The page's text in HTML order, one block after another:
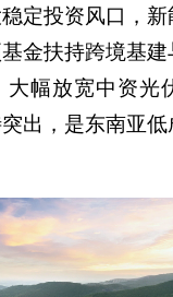
定投资风口，
金扶持跨境基
大幅放宽中资光
出，是东南亚低